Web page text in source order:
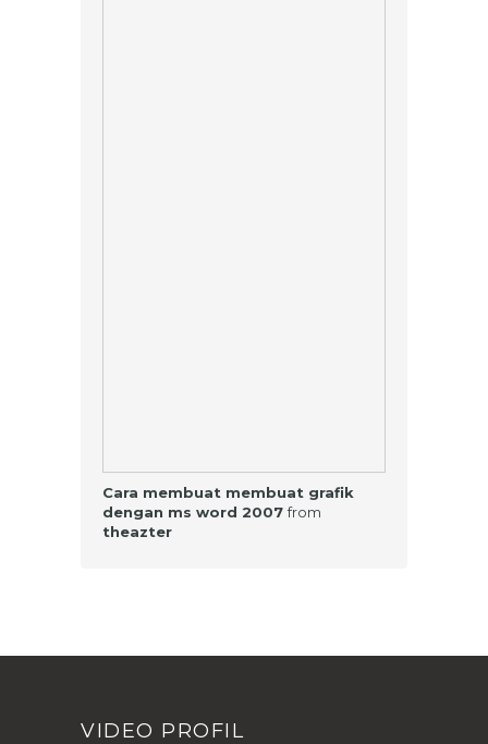
Cara membuat membuat grafik
dengan ms word 2007 from
theazter
VIDEO PROFIL